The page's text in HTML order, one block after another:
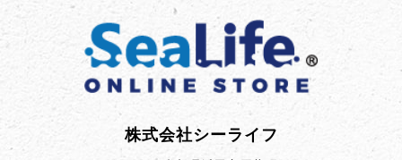
株式会社シーライフ